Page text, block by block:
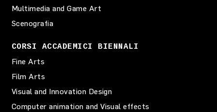
Multimedia and Game Art
Scenografia
CORSI ACCADEMICI BIENNALI
Fine Arts
Film Arts
Visual and Innovation Design
Computer animation and Visual effects